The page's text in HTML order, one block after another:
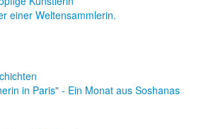
Publikationen
Sammlungen
einer Weltensammlerin.
in Paris" - Ein Monat aus Soshanas